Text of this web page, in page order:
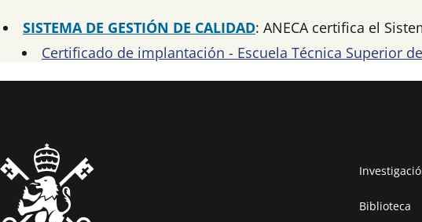
SISTEMA DE GESTIÓN DE CALIDAD: ANECA certifica el
Certificado de implantación - Escuela Técnica Superior
Biblioteca